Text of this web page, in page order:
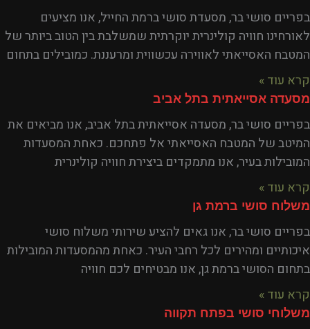
בפריים סושי בר, מסעדת סושי ברמת החייל, אנו מציעים
לאורחינו חוויה קולינרית יוקרתית שמשלבת בין הטוב ביותר של
המטבח האסייאתי לאווירה עכשווית ומרעננת. כמובילים בתחום
קרא עוד »
מסעדה אסייאתית בתל אביב
בפריים סושי בר, מסעדה אסייאתית בתל אביב, אנו מביאים את
המיטב של המטבח האסייאתי אל פתחכם. כאחת המסעדות
המובילות בעיר, אנו מתמקדים ביצירת חוויה קולינרית
קרא עוד »
משלוח סושי ברמת גן
בפריים סושי בר, אנו גאים להציע שירותי משלוח סושי
איכותיים ומהירים לכל רחבי העיר. כאחת מהמסעדות המובילות
בתחום הסושי ברמת גן, אנו מבטיחים לכם חוויה
קרא עוד »
משלוחי סושי בפתח תקווה